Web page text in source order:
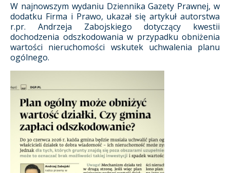
W najnowszym wydaniu Dziennika Gazety Prawnej, w
dodatku Firma i Prawo, ukazał się artykuł autorstwa
r.pr. Andrzeja Zabojskiego dotyczący kwestii
dochodzenia odszkodowania w przypadku obniżenia
wartości nieruchomości wskutek uchwalenia planu
ogólnego.